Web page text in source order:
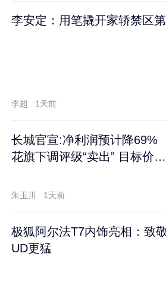
李安定：用笔撬开家轿禁区
李超 1天前
长城官宣:净利润预计降69%
花旗下调评级“卖出” 目标价再
朱玉川 1天前
极狐阿尔法T7内饰亮相：致
UD更猛